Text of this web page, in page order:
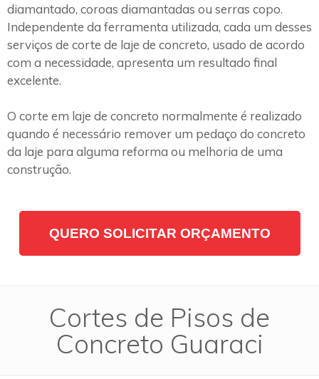
diamantado, coroas diamantadas ou serras copo.
Independente da ferramenta utilizada, cada um desses
serviços de corte de laje de concreto, usado de acordo
com a necessidade, apresenta um resultado final
excelente.
O corte em laje de concreto normalmente é realizado
quando é necessário remover um pedaço do concreto
da laje para alguma reforma ou melhoria de uma
construção.
QUERO SOLICITAR ORÇAMENTO
Cortes de Pisos de
Concreto Guaraci